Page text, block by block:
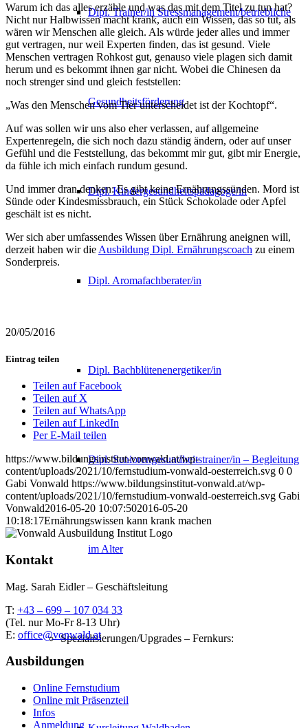
Dipl. Trainer/in Stressmanagement/betriebliche
Gesundheitsförderung
Dipl. Kindergesundheitspädagoge/in
Dipl. Aromafachberater/in
Dipl. Bachblütenenergetiker/in
Dipl. Seniorengesundheitstrainer/in – Begleitung
im Alter
Spezialisierungen/Upgrades – Fernkurs:
Warum ich das alles erzähle und was das mit dem Titel zu tun hat?
Nicht nur Halbwissen macht krank, auch ein Wissen, das so tut, als
wären wir Menschen alle gleich. Als würde jeder alles und immer
gut vertragen, nur weil Experten finden, das ist gesund. Viele
Menschen vertragen Rohkost gut, genauso viele plagen sich damit
herum und es bekommt ihnen gar nicht. Wobei die Chinesen da
noch strenger sind und gleich feststellen:
„Was den Menschen vom Tier unterscheidet ist der Kochtopf“.
Auf was sollen wir uns also eher verlassen, auf allgemeine
Expertenregeln, die sich noch dazu ständig ändern, oder auf unser
Gefühl und die Feststellung, das bekommt mir gut, gibt mir Energie,
da fühle ich mich einfach rundum gesund.
Und immer dran denken: Es gibt keine Ernährungssünden. Mord ist
Sünde oder Kindesmissbrauch, ein Stück Schokolade oder Apfel
geschält ist es nicht.
Wer sich aber umfassendes Wissen über Ernährung aneignen will,
derzeit haben wir die Ausbildung Dipl. Ernährungscoach zu einem
Sonderpreis.
20/05/2016
Eintrag teilen
Teilen auf Facebook
Teilen auf X
Teilen auf WhatsApp
Teilen auf LinkedIn
Per E-Mail teilen
https://www.bildungsinstitut-vonwald.at/wp-
content/uploads/2021/10/fernstudium-vonwald-oesterreich.svg 0 0
Gabi Vonwald https://www.bildungsinstitut-vonwald.at/wp-
content/uploads/2021/10/fernstudium-vonwald-oesterreich.svg Gabi
Vonwald2016-05-20 10:07:502016-05-20
10:18:17Ernährungswissen kann krank machen
Kontakt
Mag. Sarah Eidler – Geschäftsleitung
T: +43 – 699 – 107 034 33
(Tel. nur Mo-Fr 8-13 Uhr)
E: office@vonwald.at
Ausbildungen
Online Fernstudium
Online mit Präsenzteil
Infos
Anmeldung